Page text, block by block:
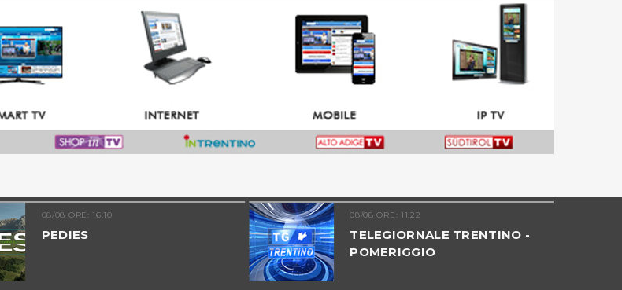
08/08 ORE: 16.10
PEDIES
08/08 ORE: 11.22
TELEGIORNALE TRENTINO -
POMERIGGIO